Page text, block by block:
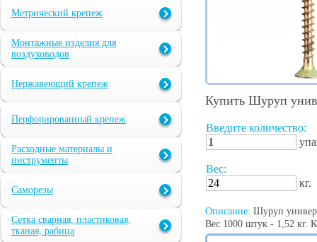
Метрический крепеж
Монтажные изделия для
воздуховодов
Нержавеющий крепеж
Перфорированный крепеж
Расходные материалы и
инструменты
Саморезы
Сетка сварная, пластиковая,
тканая, рабица
Купить Шуруп
Введите количество:
Вес:
кг.
Описание: Шуруп
Вес 1000 штук - 1,52 кг.